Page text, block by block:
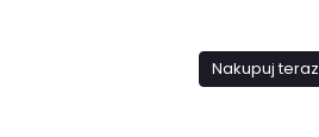
Nakupuj teraz